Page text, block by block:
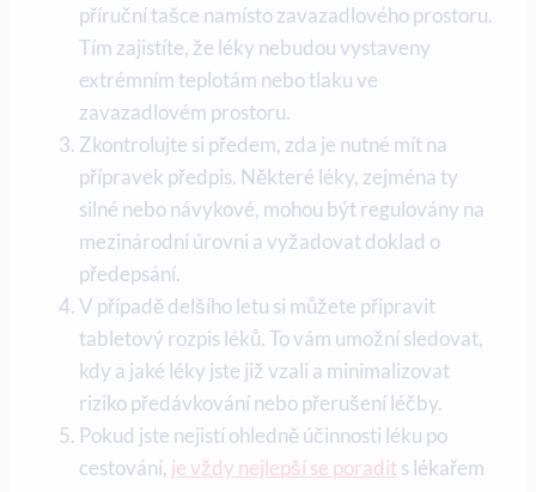
příruční tašce namísto zavazadlového prostoru.
Tím zajistíte, že léky nebudou vystaveny
extrémním teplotám nebo tlaku ve
zavazadlovém prostoru.
Zkontrolujte si předem, zda je nutné mít na
přípravek předpis. Některé léky, zejména ty
silné nebo návykové, mohou být regulovány na
mezinárodní úrovni a vyžadovat doklad o
předepsání.
V případě delšího letu si můžete připravit
tabletový rozpis léků. To vám umožní sledovat,
kdy a jaké léky jste již vzali a minimalizovat
riziko předávkování nebo přerušení léčby.
Pokud jste nejistí ohledně účinnosti léku po
cestování, je vždy nejlepší se poradits lékařem